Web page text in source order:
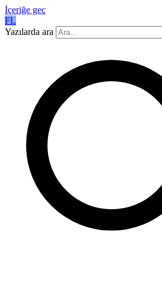
İçeriğe geç
FL
Yazılarda ara